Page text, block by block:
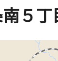
５丁